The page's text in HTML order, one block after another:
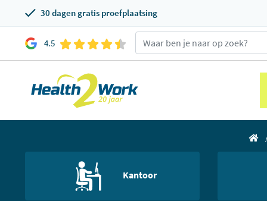
30 dagen gratis proefplaatsing
4.5
Kantoor